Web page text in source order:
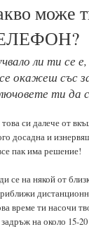
може
ли ти се е,
окажеш със
ти да
си далече от
досадна и
пак има решение!
се на някой от
време ти насочи
на около 15-